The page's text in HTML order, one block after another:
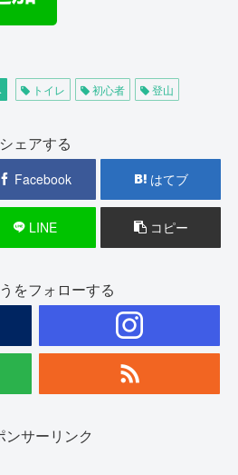
トイレ 初心者 登山
シェアする
Facebook はてブ
LINE コピー
をフォローする
ンサーリンク